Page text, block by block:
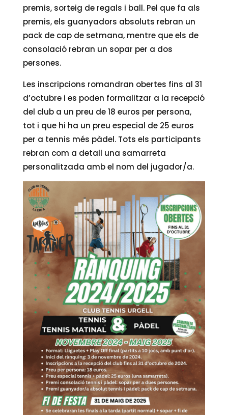
premis, sorteig de regals i ball. Pel que fa als
premis, els guanyadors absoluts rebran un
pack de cap de setmana, mentre que els de
consolació rebran un sopar per a dos
persones.
Les inscripcions romandran obertes fins al 31
d’octubre i es poden formalitzar a la recepció
del club a un preu de 18 euros per persona,
tot i que hi ha un preu especial de 25 euros
per a tennis més pàdel. Tots els participants
rebran com a detall una samarreta
personalitzada amb el nom del jugador/a.